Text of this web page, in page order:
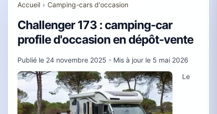
Accueil › Camping-cars d'occasion
Challenger 173 : camping-car
profile d'occasion en dépôt-vente
Publié le 24 novembre 2025 - Mis à jour le 5 mai 2026
Le